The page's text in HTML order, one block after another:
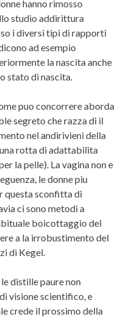
hanno rimosso
studio addirittura
i diversi tipi di rapporti
ad esempio
la nascita anche
stato di nascita.
puo concorrere aborda
segreto che razza di il
nel andirivieni della
rotta di adattabilita
la pelle). La vagina non e
le donne piu
questa sconfitta di
ci sono metodi a
boicottaggio del
a la irrobustimento del
di Kegel.
distille paure non
visione scientifico, e
crede il prossimo della